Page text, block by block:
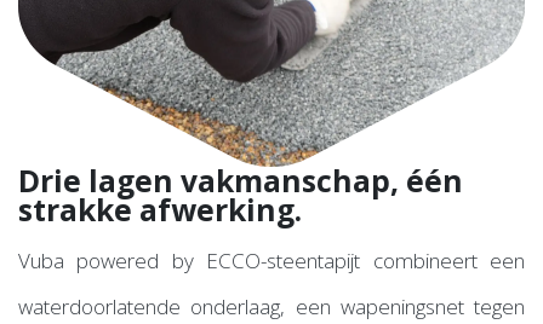
Drie lagen vakmanschap, één
strakke afwerking.
Vuba powered by ECCO-steentapijt combineert een
waterdoorlatende onderlaag, een wapeningsnet tegen